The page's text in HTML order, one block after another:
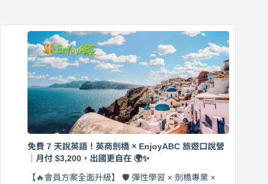
免費 7 天說英語！英商劍橋 × EnjoyABC 旅遊口說營
｜月付 $3,200，出國更自在 🌍✨
【🔥會員方案全面升級】 🛡️ 彈性學習 × 劍橋專業 ×